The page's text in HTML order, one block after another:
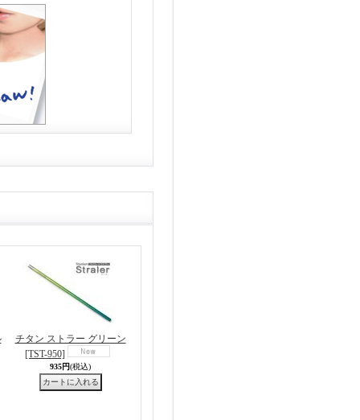
チタン ストラー グリーン
[TST-950]
935円(税込)